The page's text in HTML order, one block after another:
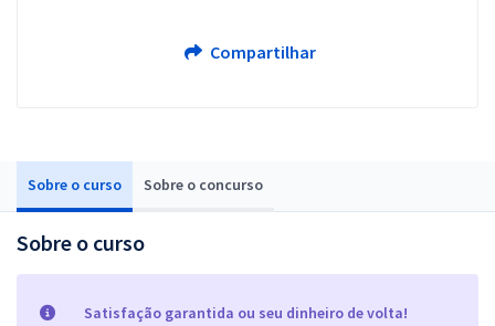
Sobre o curso Sobre o concurso
Sobre o curso
Satisfação garantida ou seu dinheiro de volta!
Compartilhar